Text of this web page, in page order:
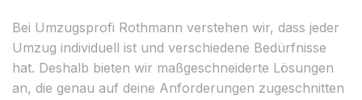
Bei Umzugsprofi Rothmann verstehen wir, dass jeder
Umzug individuell ist und verschiedene Bedürfnisse
hat. Deshalb bieten wir maßgeschneiderte Lösungen
an, die genau auf deine Anforderungen zugeschnitten